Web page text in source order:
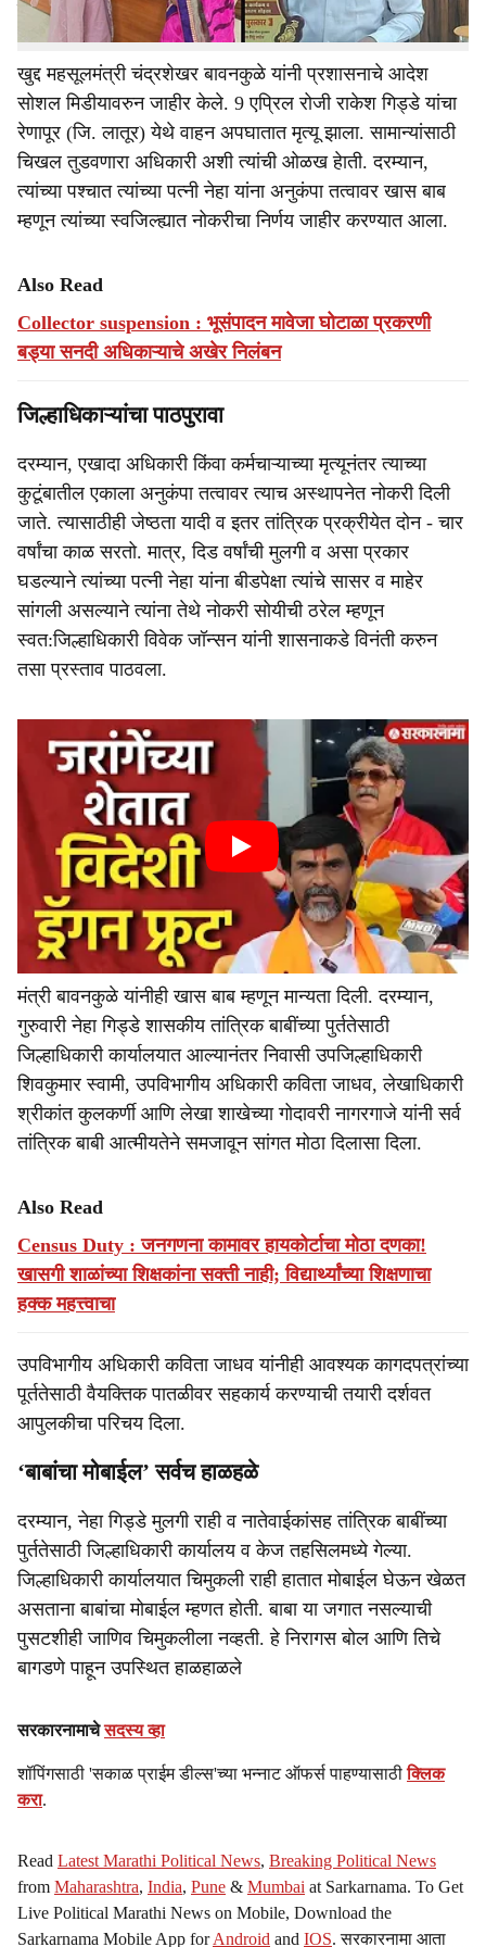
नोकरी देण्याचा निर्णय घेण्यात आला.
खुद्द महसूलमंत्री चंद्रशेखर बावनकुळे यांनी प्रशासनाचे आदेश
सोशल मिडीयावरुन जाहीर केले. 9 एप्रिल रोजी राकेश गिड्डे यांचा
रेणापूर (जि. लातूर) येथे वाहन अपघातात मृत्यू झाला. सामान्यांसाठी
चिखल तुडवणारा अधिकारी अशी त्यांची ओळख हेाती. दरम्यान,
त्यांच्या पश्‍चात त्यांच्या पत्नी नेहा यांना अनुकंपा तत्वावर खास बाब
म्हणून त्यांच्या स्वजिल्ह्यात नोकरीचा निर्णय जाहीर करण्यात आला.
Also Read
Collector suspension : भूसंपादन मावेजा घोटाळा प्रकरणी
बड्या सनदी अधिकाऱ्याचे अखेर निलंबन
जिल्हाधिकाऱ्यांचा पाठपुरावा
दरम्यान, एखादा अधिकारी किंवा कर्मचाऱ्याच्या मृत्यूनंतर त्याच्या
कुटूंबातील एकाला अनुकंपा तत्वावर त्याच अस्थापनेत नोकरी दिली
जाते. त्यासाठीही जेष्ठता यादी व इतर तांत्रिक प्रक्रीयेत दोन - चार
वर्षांचा काळ सरतो. मात्र, दिड वर्षांची मुलगी व असा प्रकार
घडल्याने त्यांच्या पत्नी नेहा यांना बीडपेक्षा त्यांचे सासर व माहेर
सांगली असल्याने त्यांना तेथे नोकरी सोयीची ठरेल म्हणून
स्वत:जिल्हाधिकारी विवेक जॉन्सन यांनी शासनाकडे विनंती करुन
तसा प्रस्ताव पाठवला.
मंत्री बावनकुळे यांनीही खास बाब म्हणून मान्यता दिली. दरम्यान,
गुरुवारी नेहा गिड्डे शासकीय तांत्रिक बाबींच्या पुर्ततेसाठी
जिल्हाधिकारी कार्यालयात आल्यानंतर निवासी उपजिल्हाधिकारी
शिवकुमार स्वामी, उपविभागीय अधिकारी कविता जाधव, लेखाधिकारी
श्रीकांत कुलकर्णी आणि लेखा शाखेच्या गोदावरी नागरगाजे यांनी सर्व
तांत्रिक बाबी आत्मीयतेने समजावून सांगत मोठा दिलासा दिला.
Also Read
Census Duty : जनगणना कामावर हायकोर्टाचा मोठा दणका!
खासगी शाळांच्या शिक्षकांना सक्ती नाही; विद्यार्थ्यांच्या शिक्षणाचा
हक्क महत्त्वाचा
उपविभागीय अधिकारी कविता जाधव यांनीही आवश्यक कागदपत्रांच्या
पूर्ततेसाठी वैयक्तिक पातळीवर सहकार्य करण्याची तयारी दर्शवत
आपुलकीचा परिचय दिला.
‘बाबांचा मोबाईल’ सर्वच हाळहळे
दरम्यान, नेहा गिड्डे मुलगी राही व नातेवाईकांसह तांत्रिक बाबींच्या
पुर्ततेसाठी जिल्हाधिकारी कार्यालय व केज तहसिलमध्ये गेल्या.
जिल्हाधिकारी कार्यालयात चिमुकली राही हातात मोबाईल घेऊन खेळत
असताना बाबांचा मोबाईल म्हणत होती. बाबा या जगात नसल्याची
पुसटशीही जाणिव चिमुकलीला नव्हती. हे निरागस बोल आणि तिचे
बागडणे पाहून उपस्थित हाळहाळले
सरकारनामाचेसदस्य व्हा
शॉपिंगसाठी 'सकाळ प्राईम डील्स'च्या भन्नाट ऑफर्स पाहण्यासाठीक्लिक
करा.
Read Latest Marathi Political News, Breaking Political News
from Maharashtra, India, Pune & Mumbai at Sarkarnama. To Get
Live Political Marathi News on Mobile, Download the
Sarkarnama Mobile App forAndroid and IOS. सरकारनामा आता